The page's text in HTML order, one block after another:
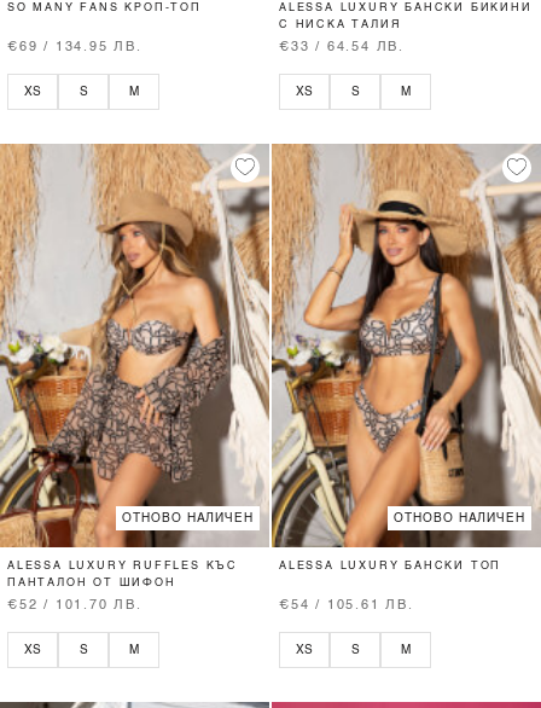
SO MANY FANS КРОП-ТОП
€69 / 134.95 ЛВ.
XS S M
ALESSA LUXURY БАНСКИ БИКИНИ
С НИСКА ТАЛИЯ
€33 / 64.54 ЛВ.
XS S M
ОТНОВО НАЛИЧЕН
ALESSA LUXURY RUFFLES КЪС
ПАНТАЛОН ОТ ШИФОН
€52 / 101.70 ЛВ.
XS S M
ОТНОВО НАЛИЧЕН
ALESSA LUXURY БАНСКИ ТОП
€54 / 105.61 ЛВ.
XS S M